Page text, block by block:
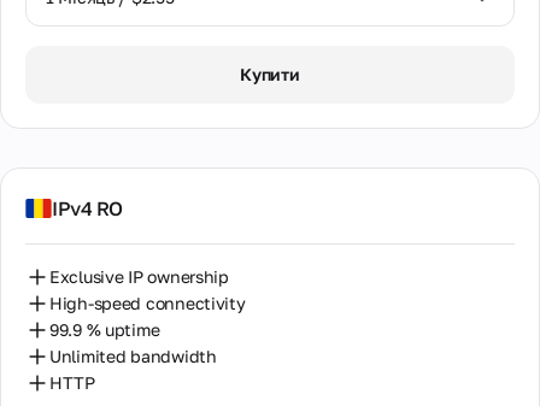
Купити
IPv4 RO
Exclusive IP ownership
High-speed connectivity
99.9 % uptime
Unlimited bandwidth
HTTP